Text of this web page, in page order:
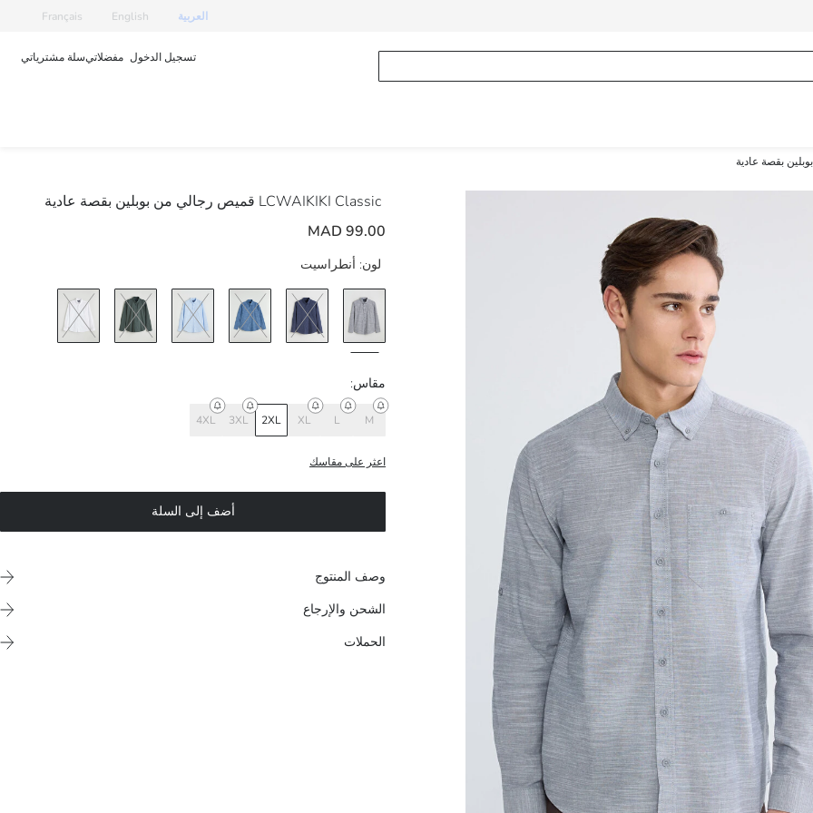
العربية English
Français
تسجيل الدخول مفضلاتيسلة مشترياتي
بقصة عادية
LCWAIKIKI Classic قميص رجالي من بوبلين بقصة عادية
99.00 MAD
لون: أنطراسيت
مقاس:
M
L
XL
2XL
3XL
4XL
اعثر على مقاسك
أضف إلى السلة
وصف المنتوج
الشحن والإرجاع
الحملات